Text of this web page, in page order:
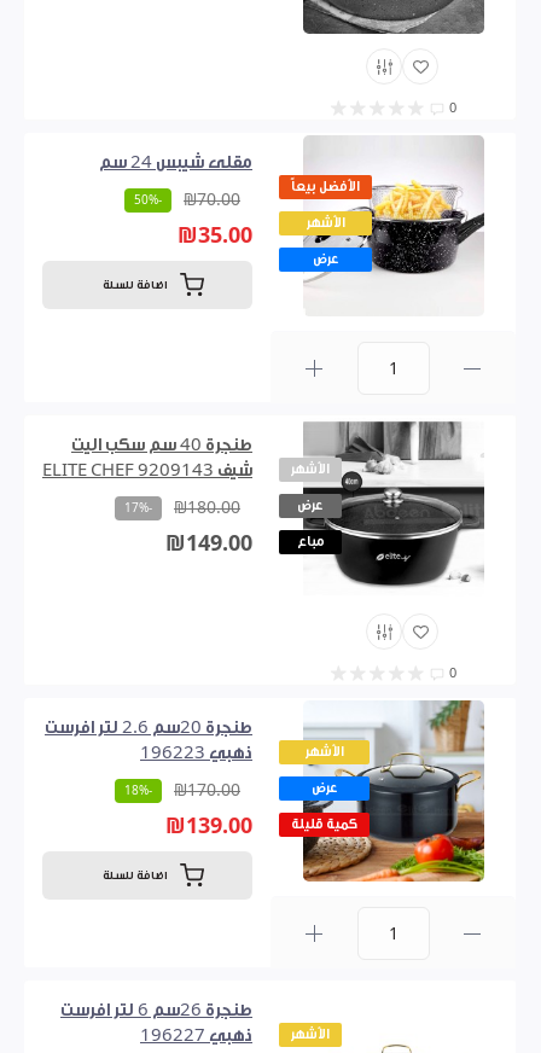
0
الأفضل بيعاً
الأشهر
عرض
مقلى شيبس 24 سم
₪70.00
-50%
₪35.00
اضافة للسلة
الأشهر
عرض
مباع
0
طنجرة 40 سم سكب اليت
شيف 9209143 ELITE CHEF
₪180.00
-17%
₪149.00
الأشهر
عرض
كمية قليلة
طنجرة 20سم 2.6 لتر افرست
ذهبي 196223
₪170.00
-18%
₪139.00
اضافة للسلة
الأشهر
طنجرة 26سم 6 لتر افرست
ذهبي 196227